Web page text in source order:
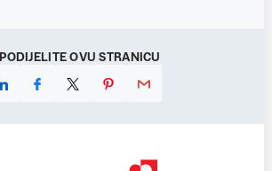
PODIJELITE OVU STRANICU